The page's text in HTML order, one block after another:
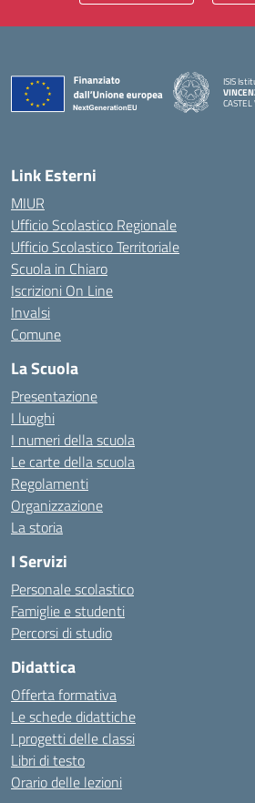
ISIS
Link Esterni
MIUR
Ufficio Scolastico Regionale
Ufficio Scolastico Territoriale
Scuola in Chiaro
Iscrizioni On Line
Invalsi
Comune
La Scuola
Presentazione
I luoghi
I numeri della scuola
Le carte della scuola
Regolamenti
Organizzazione
La storia
I Servizi
Personale scolastico
Famiglie e studenti
Percorsi di studio
Didattica
Offerta formativa
Le schede didattiche
I progetti delle classi
Libri di testo
Orario delle lezioni